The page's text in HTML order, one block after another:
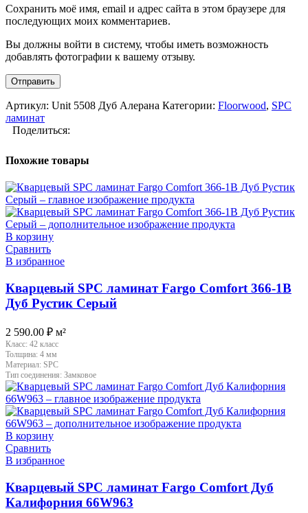
Сохранить моё имя, email и адрес сайта в этом браузере для
последующих моих комментариев.
Вы должны войти в систему, чтобы иметь возможность
добавлять фотографии к вашему отзыву.
Артикул: Unit 5508 Дуб Алерана Категории: Floorwood, SPC
ламинат
Поделиться:
Похожие товары
В корзину
Сравнить
В избранное
Кварцевый SPC ламинат Fargo Comfort 366-1B
Дуб Рустик Серый
2 590.00 ₽ м²
Класс: 42 класс
Толщина: 4 мм
Материал: SPC
Тип соединения: Замковое
В корзину
Сравнить
В избранное
Кварцевый SPC ламинат Fargo Comfort Дуб
Калифорния 66W963